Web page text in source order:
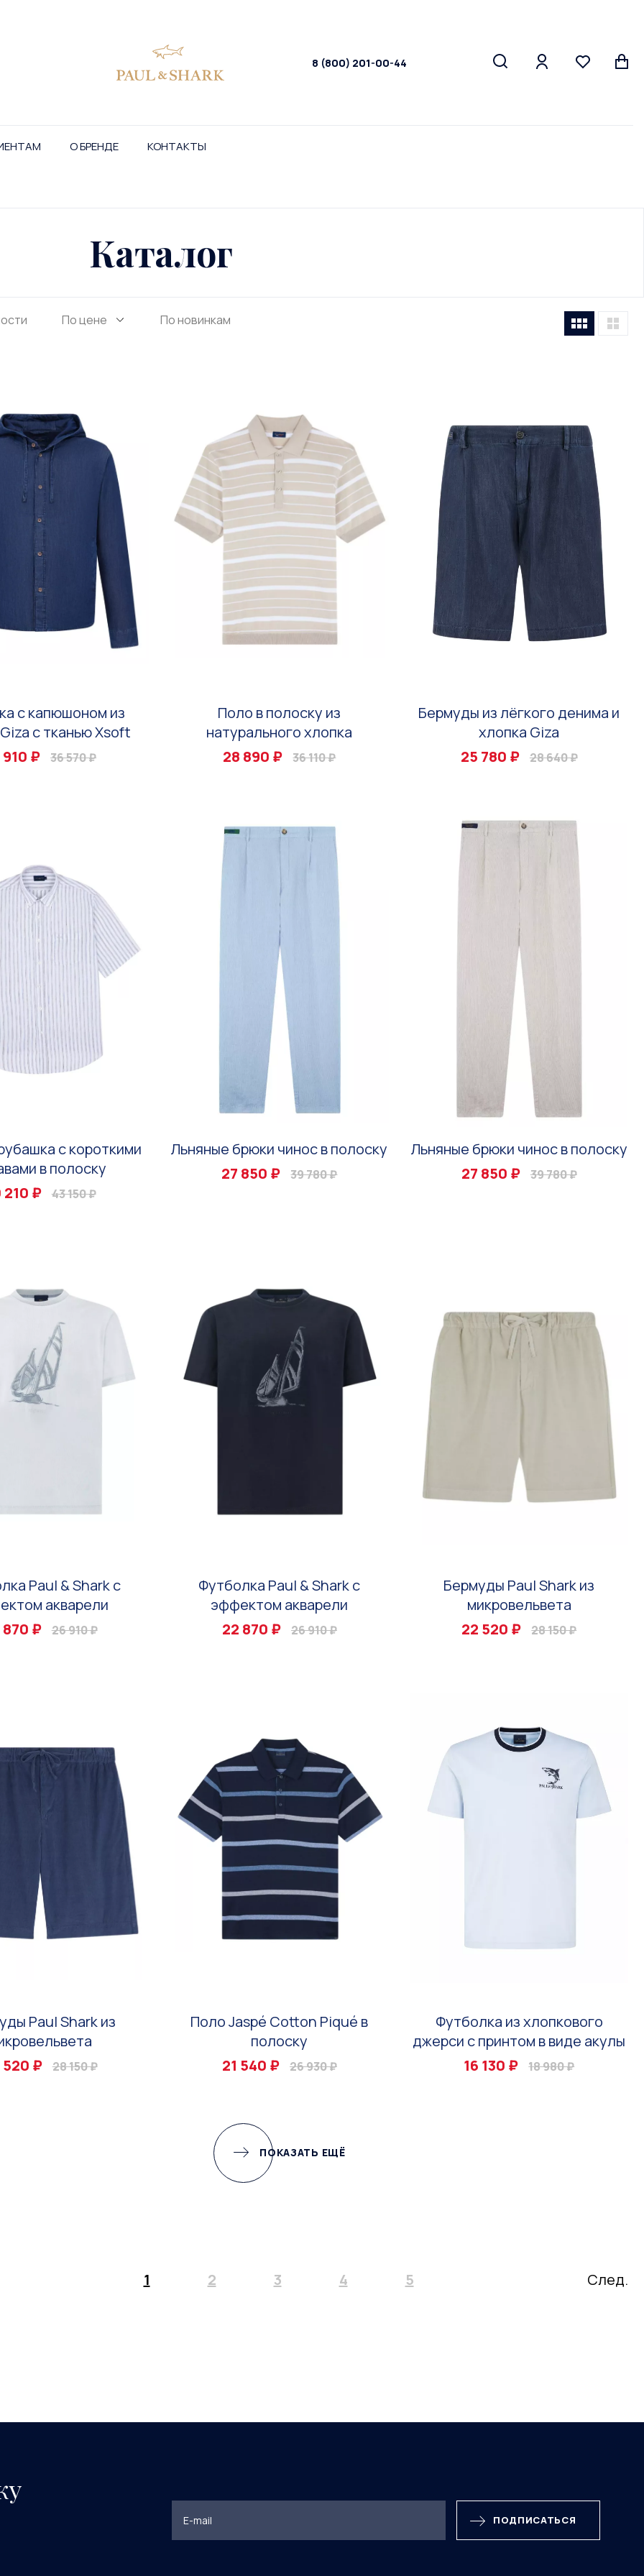
8 (800) 201-00-44
О БРЕНДЕ КОНТАКТЫ
Каталог
По цене По новинкам
с капюшоном из
с тканью Xsoft
910 ₽
36 570 ₽
Поло в полоску из
натурального хлопка
28 890 ₽
36 110 ₽
Бермуды из лёгкого денима и
хлопка Giza
25 780 ₽
28 640 ₽
с короткими
в полоску
210 ₽
43 150 ₽
Льняные брюки чинос в полоску
27 850 ₽
39 780 ₽
Льняные брюки чинос в полоску
27 850 ₽
39 780 ₽
Paul & Shark с
акварели
₽
26 910 ₽
Футболка Paul & Shark с
эффектом акварели
22 870 ₽
26 910 ₽
Бермуды Paul Shark из
микровельвета
22 520 ₽
28 150 ₽
Paul Shark из
520 ₽
28 150 ₽
Поло Jaspé Cotton Piqué в
полоску
21 540 ₽
26 930 ₽
Футболка из хлопкового
джерси с принтом в виде акулы
16 130 ₽
18 980 ₽
ПОКАЗАТЬ ЕЩЁ
1 2 3 4 5 След.
ПОДПИСАТЬСЯ